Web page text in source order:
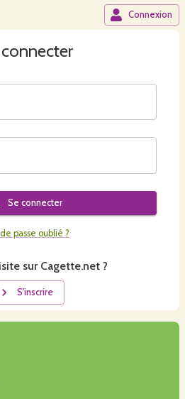
Connexion
Se connecter
passe oublié ?
sur Cagette.net ?
S'inscrire